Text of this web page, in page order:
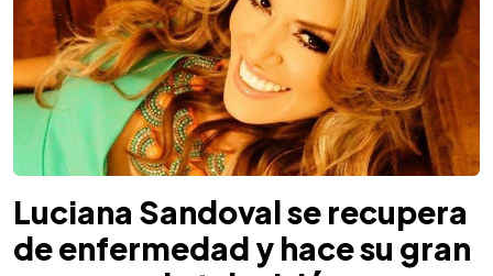
Luciana Sandoval se recupera
de enfermedad y hace su gran